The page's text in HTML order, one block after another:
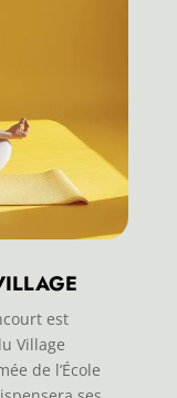
est
Village
de l’École